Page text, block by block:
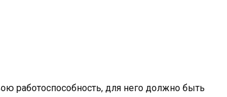
работоспособность, для него должно быть